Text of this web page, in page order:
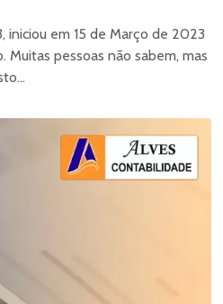
iniciou em 15 de Março de 2023
Muitas pessoas não sabem, mas